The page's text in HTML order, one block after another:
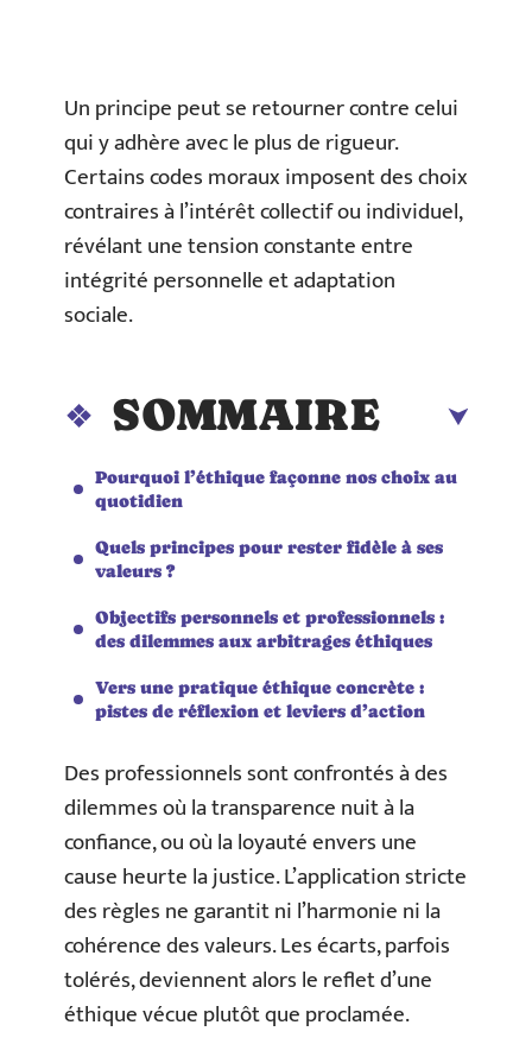
Un principe peut se retourner contre celui
qui y adhère avec le plus de rigueur.
Certains codes moraux imposent des choix
contraires à l’intérêt collectif ou individuel,
révélant une tension constante entre
intégrité personnelle et adaptation
sociale.
SOMMAIRE
Pourquoi l’éthique façonne nos choix au
quotidien
Quels principes pour rester fidèle à ses
valeurs ?
Objectifs personnels et professionnels :
des dilemmes aux arbitrages éthiques
Vers une pratique éthique concrète :
pistes de réflexion et leviers d’action
Des professionnels sont confrontés à des
dilemmes où la transparence nuit à la
confiance, ou où la loyauté envers une
cause heurte la justice. L’application stricte
des règles ne garantit ni l’harmonie ni la
cohérence des valeurs. Les écarts, parfois
tolérés, deviennent alors le reflet d’une
éthique vécue plutôt que proclamée.